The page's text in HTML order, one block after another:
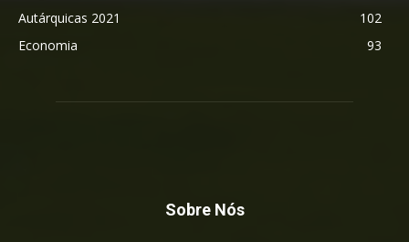
Autárquicas 2021
102
Economia
93
Sobre Nós